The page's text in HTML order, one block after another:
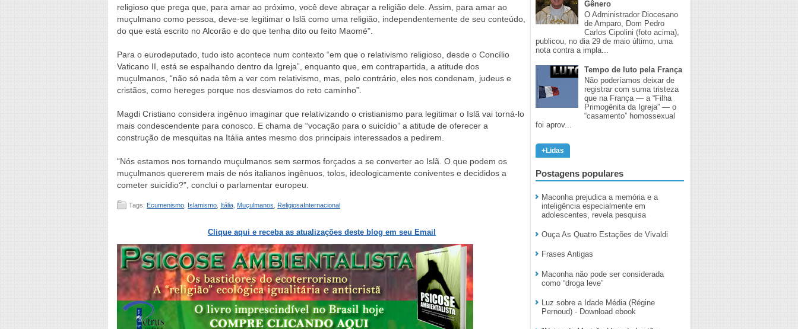
religioso que prega que, para amar ao próximo, você deve abraçar a religião dele. Assim, para amar ao
muçulmano como pessoa, deve-se legitimar o Islã como uma religião, independentemente de seu conteúdo,
do que está escrito no Alcorão e do que tenha dito ou feito Maomé".
Para o eurodeputado, tudo isto acontece num contexto “em que o relativismo religioso, desde o Concílio
Vaticano II, está se espalhando dentro da Igreja”, enquanto que, em contrapartida, a atitude dos
muçulmanos, “não só nada têm a ver com relativismo, mas, pelo contrário, eles nos condenam, judeus e
cristãos, como hereges porque nos desviamos do reto caminho”.
Magdi Cristiano considera ingênuo imaginar que relativizando o cristianismo para legitimar o Islã vai torná-lo
mais condescendente para conosco. E chama de “vocação para o suicídio” a atitude de oferecer a
construção de mesquitas na Itália antes mesmo dos principais interessados a pedirem.
“Nós estamos nos tornando muçulmanos sem sermos forçados a se converter ao Islã. O que podem os
muçulmanos quererem mais de nós italianos ingênuos, tolos, ideologicamente coniventes e decididos a
cometer suicídio?”, conclui o parlamentar europeu.
Tags: Ecumenismo Islamismo Itália Muçulmanos ReligiosaInternacional
Clique aqui e receba as atualizações deste blog em seu Email
Gênero
O Administrador Diocesano
de Amparo, Dom Pedro
Carlos Cipolini (foto acima),
publicou, no dia 29 de maio último, uma
nota contra a impla...
Tempo de luto pela França
Não poderíamos deixar de
registrar com suma tristeza
que na França — a “Filha
Primogênita da Igreja” — o
“casamento” homossexual
foi aprov...
+Lidas
Postagens populares
Maconha prejudica a memória e a
inteligência especialmente em
adolescentes, revela pesquisa
Ouça As Quatro Estações de Vivaldi
Frases Antigas
Maconha não pode ser considerada
como “droga leve”
Luz sobre a Idade Média (Régine
Pernoud) - Download ebook